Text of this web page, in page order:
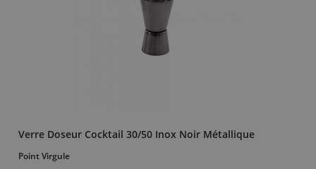
Verre Doseur Cocktail 30/50 Inox Noir Métallique
Point Virgule